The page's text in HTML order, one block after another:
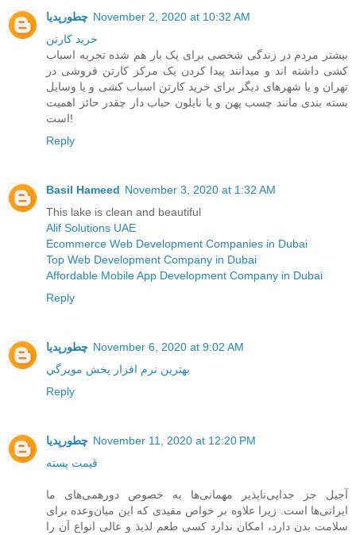
چطورپدیا November 2, 2020 at 10:32 AM
خرید کارتن
بیشتر مردم در زندگی شخصی برای یک بار هم شده تجربه اسباب
کشی داشته اند و میدانند پیدا کردن یک مرکز کارتن فروشی در
تهران و یا شهرهای دیگر برای خرید کارتن اسباب کشی و یا وسایل
بسته بندی مانند چسب پهن و یا نایلون حباب دار چقدر حائز اهمیت
است!
Reply
Basil Hameed November 3, 2020 at 1:32 AM
This lake is clean and beautiful
Alif Solutions UAE
Ecommerce Web Development Companies in Dubai
Top Web Development Company in Dubai
Affordable Mobile App Development Company in Dubai
Reply
چطورپدیا November 6, 2020 at 9:02 AM
بهترين نرم افزار پخش مويرگي
Reply
چطورپدیا November 11, 2020 at 12:20 PM
قیمت پسته
آجیل جز جدایی‌ناپذیر مهمانی‌ها به‌ خصوص دورهمی‌های ما
ایرانی‌ها است. زیرا علاوه بر خواص مفیدی که این میان‌وعده برای
سلامت بدن دارد، امکان ندارد کسی طعم لذیذ و عالی انواع آن را